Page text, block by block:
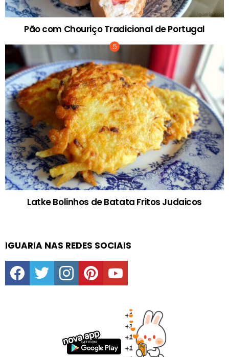
Pão com Chouriço Tradicional de Portugal
Latke Bolinhos de Batata Fritos Judaicos
IGUARIA NAS REDES SOCIAIS
facebooktwitter instagrampinterestyoutube